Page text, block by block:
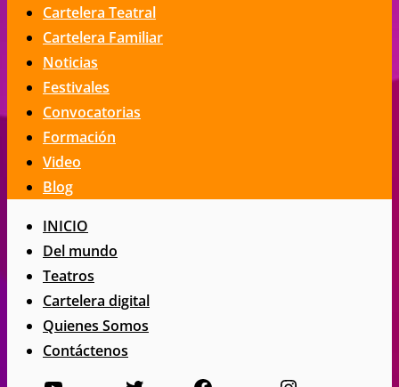
Cartelera Teatral
Cartelera Familiar
Noticias
Festivales
Convocatorias
Formación
Video
Blog
INICIO
Del mundo
Teatros
Cartelera digital
Quienes Somos
Contáctenos